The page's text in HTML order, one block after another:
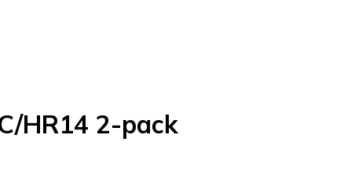
HR14 2-pack